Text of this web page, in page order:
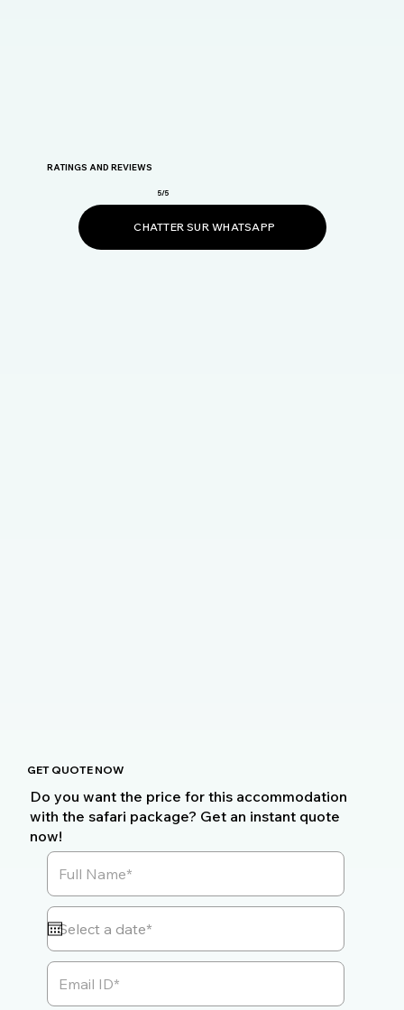
RATINGS AND REVIEWS
5/5
CHATTER SUR WHATSAPP
GET QUOTE NOW
Do you want the price for this accommodation
with the safari package? Get an instant quote
now!